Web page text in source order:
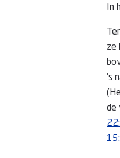
In
ze
’s
de